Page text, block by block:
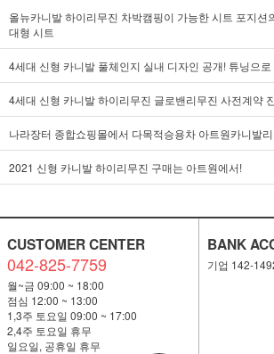
올뉴카니발 하이리무진 차박캠핑이 가능한 시트 포지션
대형 시트
4세대 신형 카니발 풀체인지 실내 디자인 공개! 튜닝으
4세대 신형 카니발 하이리무진 글로밴리무진 사전계약
나라장터 종합쇼핑몰에서 다목적승용차 아트원카니발
2021 신형 카니발 하이리무진 구매는 아트원에서!
CUSTOMER CENTER
042-825-7759
월~금 09:00 ~ 18:00
점심 12:00 ~ 13:00
1,3주 토요일 09:00 ~ 17:00
2,4주 토요일 휴무
일요일, 공휴일 휴무
BANK
기업 142-